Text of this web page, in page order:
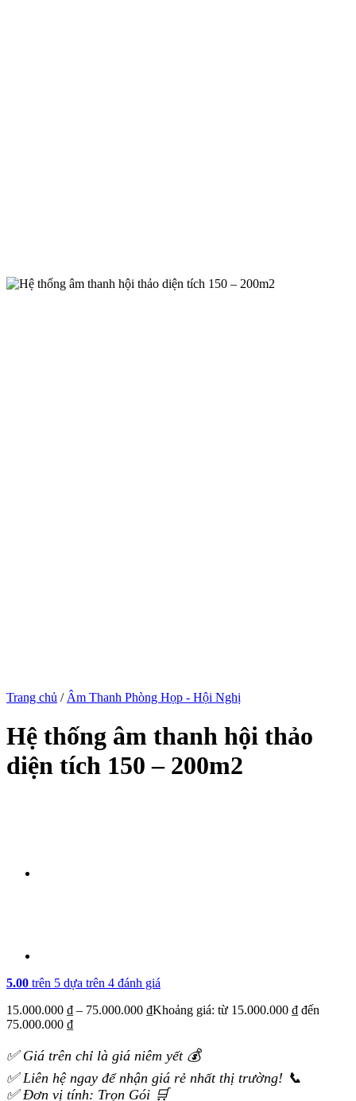
Trang chủ / Âm Thanh Phòng Họp - Hội Nghị
Hệ thống âm thanh hội thảo
diện tích 150 – 200m2
5.00 trên 5 dựa trên 4 đánh giá
15.000.000 ₫ – 75.000.000 ₫Khoảng giá: từ 15.000.000 ₫ đến
75.000.000 ₫
✅ Giá trên chỉ là giá niêm yết 💰
✅ Liên hệ ngay để nhận giá rẻ nhất thị trường! 📞
✅ Đơn vị tính: Trọn Gói 🛒